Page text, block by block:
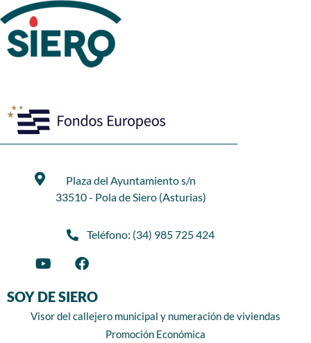
Plaza del Ayuntamiento s/n
33510 - Pola de Siero (Asturias)
Teléfono: (34) 985 725 424
SOY DE SIERO
Visor del callejero municipal y numeración de viviendas
Promoción Económica